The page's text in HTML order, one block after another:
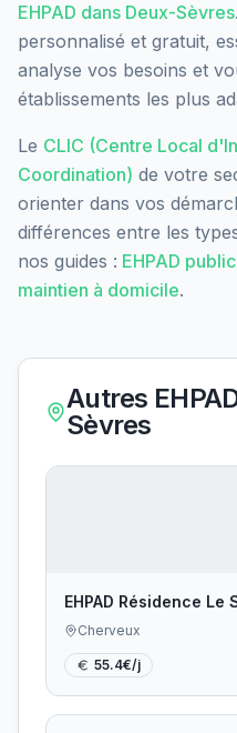
EHPAD dans Deux-Sèvres
personnalisé et gratuit,
analyse vos besoins et
établissements les plus
Le CLIC (Centre Local
Coordination) de votre
orienter dans vos
différences entre les
nos guides : EHPAD
maintien à domicile.
Autres
Sèvres
EHPAD Résidence
Cherveux
55.4€/j